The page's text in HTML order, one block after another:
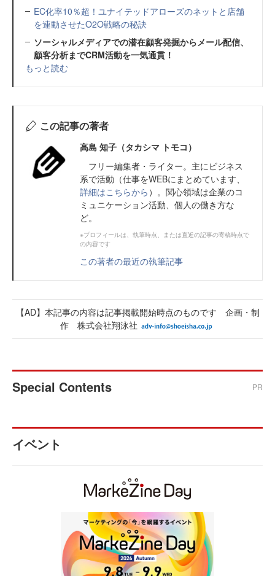
EC化率10％超！ユナイテッドアローズのネットと店舗
を連動させたO2O戦略の秘訣
ソーシャルメディアでの潜在顧客発掘からメール配信、
顧客分析までCRM活動を一気通貫！
もっと読む
この記事の著者
高島 知子（タカシマ トモコ）
フリー編集者・ライター。主にビジネス
系で活動（仕事をWEBにまとめています、
詳細はこちらから ）。関心領域は企業のコ
ミュニケーション活動、個人の働き方な
ど。
※プロフィールは、執筆時点、または直近の記事の寄稿時点で
の内容です
この著者の最近の執筆記事
【AD】本記事の内容は記事掲載開始時点のものです 企画・制
作 株式会社翔泳社
Special Contents PR
イベント